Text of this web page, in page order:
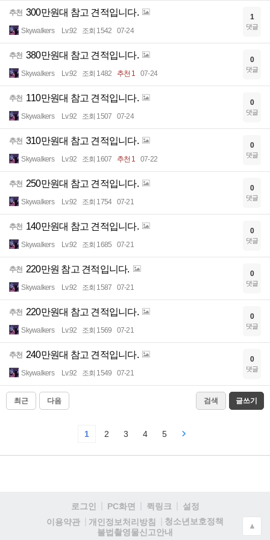
추천 300만원대 참고 견적입니다.
Skywalkers Lv.92 조회 1542 07-24
1
댓글
추천 380만원대 참고 견적입니다.
Skywalkers Lv.92 조회 1482 추천 1 07-24
0
댓글
추천 110만원대 참고 견적입니다.
Skywalkers Lv.92 조회 1507 07-24
0
댓글
추천 310만원대 참고 견적입니다.
Skywalkers Lv.92 조회 1607 추천 1 07-22
0
댓글
추천 250만원대 참고 견적입니다.
Skywalkers Lv.92 조회 1754 07-21
0
댓글
추천 140만원대 참고 견적입니다.
Skywalkers Lv.92 조회 1685 07-21
0
댓글
추천 220만원 참고 견적입니다.
Skywalkers Lv.92 조회 1587 07-21
0
댓글
추천 220만원대 참고 견적입니다.
Skywalkers Lv.92 조회 1569 07-21
0
댓글
추천 240만원대 참고 견적입니다.
Skywalkers Lv.92 조회 1549 07-21
0
댓글
최근 다음 검색 글쓰기
1 2 3 4 5
로그인 PC화면 퀵링크
설정
이용약관
개인정보처리방침
청소년보호정책
불법촬영물신고안내
▲